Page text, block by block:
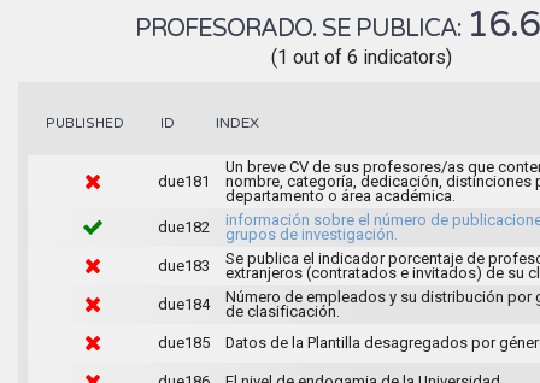
PROFESORADO. SE PUBLICA:
(1 out of 6 indicators)
PUBLISHED ID INDEX
due181
Un breve CV de sus profesores/as que
nombre, categoría, dedicación, distinciones
departamento o área académica.
due182
información sobre el número de
grupos de investigación.
due183
Se publica el indicador porcentaje de
extranjeros (contratados e invitados) de su
due184
Número de empleados y su distribución por
de clasificación.
due185
Datos de la Plantilla desagregados por